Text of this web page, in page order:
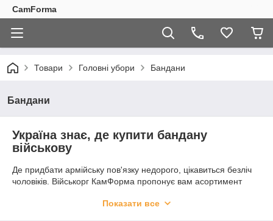
CamForma
Товари Головні убори Бандани
Бандани
Україна знає, де купити бандану
військову
Де придбати армійську пов'язку недорого, цікавиться безліч
чоловіків. Військорг КамФорма пропонує вам асортимент
також туристам, любителям стилю мілітарі припадуть до
Показати все